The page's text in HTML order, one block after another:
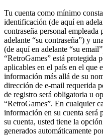
Tu cuenta como mínimo
identificación (de aquí en
contraseña personal
adelante “su contraseña”) y
(de aquí en adelante “su
“RetroGames” está protegida
aplicables en el país en el que
información más allá de su
dirección de e-mail requerida
de registro será obligatoria u
“RetroGames”. En cualquier
información en su cuenta será
su cuenta, usted tiene la
generados automáticamente